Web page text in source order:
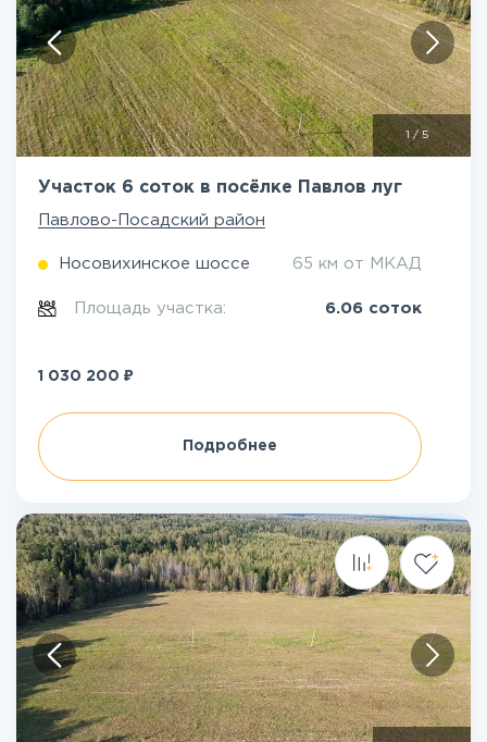
/ 5
Участок 6 соток в посёлке Павлов луг
Павлово-Посадский район
Носовихинское шоссе 65 км от МКАД
Площадь участка: 6.06 соток
1 030 200 ₽
Подробнее